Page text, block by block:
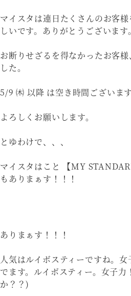
マイスタは連日たくさんのお客
しいです。ありがとうございます。
お断りせざるを得なかったお客
した。
5/9 ㈭ 以降 は空き時間ございます
よろしくお願いします。
とゆわけで、、、
マイスタはこと 【MY
もありまぁす！！！
ありまぁす！！！
人気はルイボスティーですね。
でます。ルイボスティー。女子
か？？)